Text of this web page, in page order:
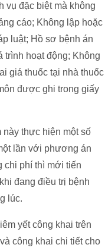
vụ đặc biệt mà không
cáo; Không lập hoặc
luật; Hồ sơ bệnh án
trình hoạt động; Không
giá thuốc tại nhà thuốc
được ghi trong giấy
thực hiện một số
lần với phương án
chi phí thì mới tiến
đang điều trị bệnh
lúc.
yết công khai trên
công khai chi tiết cho